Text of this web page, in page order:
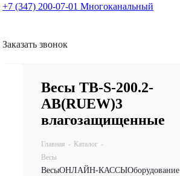
+7 (347) 200-07-01 Многоканальный
Заказать звонок
Весы TB-S-200.2-
АВ(RUEW)3
влагозащищенные
Главная - Каталог -
Весы
ВесыОНЛАЙН-КАССЫ